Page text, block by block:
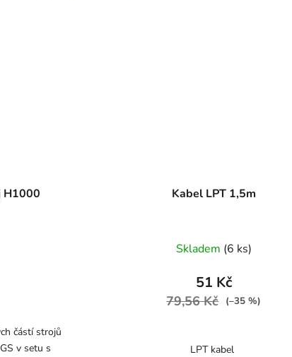
H1000
částí strojů
v setu s
Kabel LPT 1,5m
Skladem (6 ks)
51 Kč
79,56 Kč (–35 %)
LPT kabel